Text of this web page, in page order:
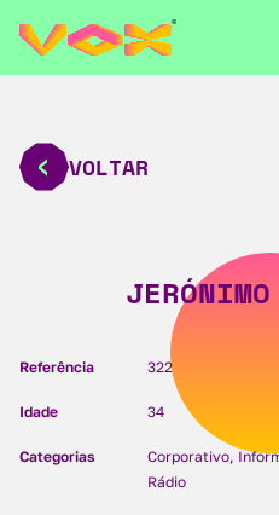
VOLTAR
Referência 322
Idade 34
Categorias
Corporativo,
Rádio